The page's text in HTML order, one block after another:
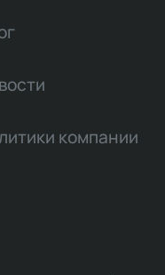
компании